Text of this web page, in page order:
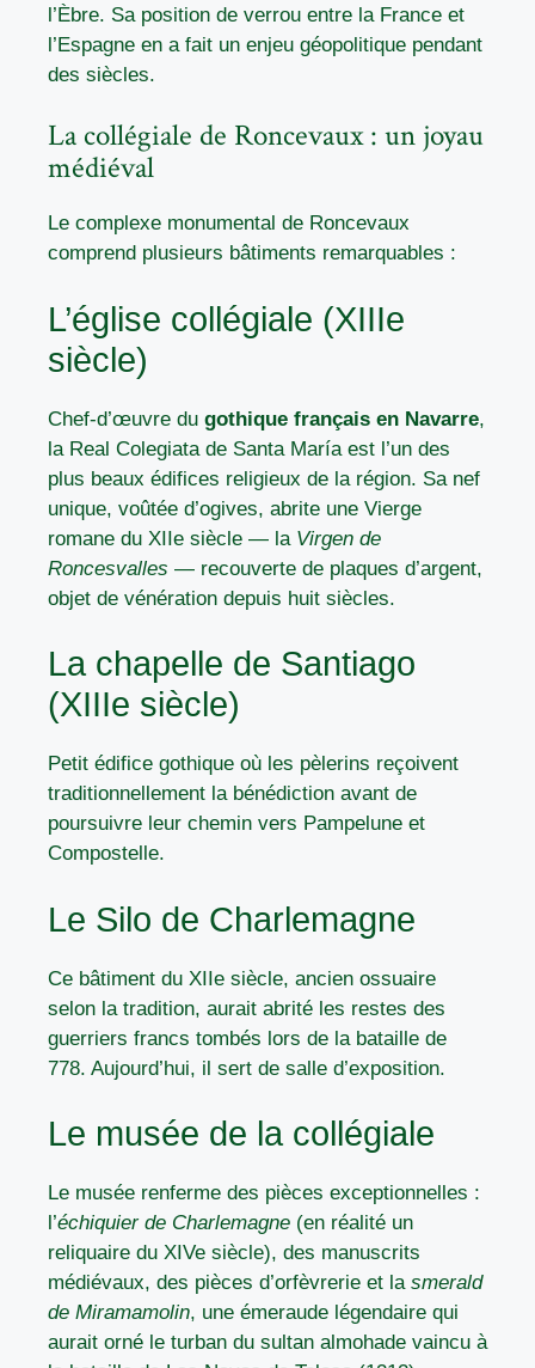
l’Èbre. Sa position de verrou entre la France et
l’Espagne en a fait un enjeu géopolitique pendant
des siècles.
La collégiale de Roncevaux : un joyau
médiéval
Le complexe monumental de Roncevaux
comprend plusieurs bâtiments remarquables :
L’église collégiale (XIIIe
siècle)
Chef-d’œuvre du gothique français en Navarre,
la Real Colegiata de Santa María est l’un des
plus beaux édifices religieux de la région. Sa nef
unique, voûtée d’ogives, abrite une Vierge
romane du XIIe siècle — la Virgen de
Roncesvalles — recouverte de plaques d’argent,
objet de vénération depuis huit siècles.
La chapelle de Santiago
(XIIIe siècle)
Petit édifice gothique où les pèlerins reçoivent
traditionnellement la bénédiction avant de
poursuivre leur chemin vers Pampelune et
Compostelle.
Le Silo de Charlemagne
Ce bâtiment du XIIe siècle, ancien ossuaire
selon la tradition, aurait abrité les restes des
guerriers francs tombés lors de la bataille de
778. Aujourd’hui, il sert de salle d’exposition.
Le musée de la collégiale
Le musée renferme des pièces exceptionnelles :
l’échiquier de Charlemagne (en réalité un
reliquaire du XIVe siècle), des manuscrits
médiévaux, des pièces d’orfèvrerie et la smerald
de Miramamolin, une émeraude légendaire qui
aurait orné le turban du sultan almohade vaincu à